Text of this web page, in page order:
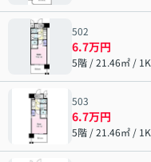
502
6.7万円
5階 / 21.46㎡ / 1K
503
6.7万円
5階 / 21.46㎡ / 1K